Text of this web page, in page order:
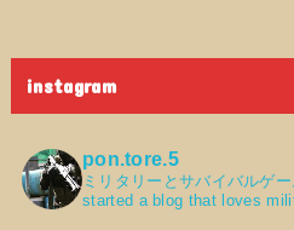
instagram
pon.tore.5
ミリタリーとサバイバルゲ
started a blog that loves